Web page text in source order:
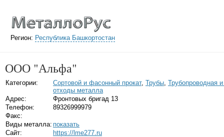
Регион: Республика Башкортостан
ООО "Альфа"
Категории: Сортовой и фасонный прокат, Трубы Трубопроводная
отходы металла
Адрес:
Фронтовых бригад 13
Телефон:
89326999979
Факс:
Виды металла: показать
Сайт:
https://lme277.ru